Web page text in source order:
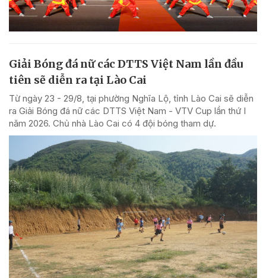
Giải Bóng đá nữ các DTTS Việt Nam lần đầu
tiên sẽ diễn ra tại Lào Cai
Từ ngày 23 - 29/8, tại phường Nghĩa Lộ, tỉnh Lào Cai sẽ diễn
ra Giải Bóng đá nữ các DTTS Việt Nam - VTV Cup lần thứ I
năm 2026. Chủ nhà Lào Cai có 4 đội bóng tham dự.